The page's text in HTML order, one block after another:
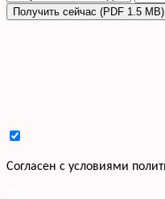
Получить сейчас (PDF 1.5 MB)
Cогласен с условиями